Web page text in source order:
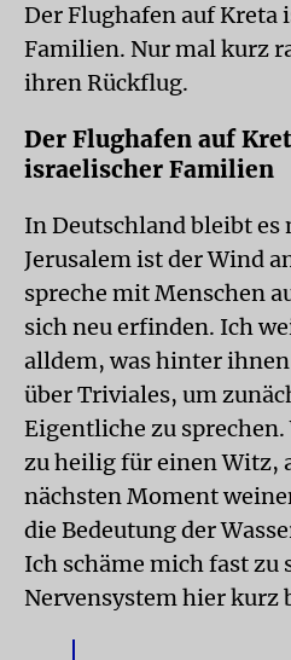
Der Flughafen auf
Familien. Nur mal kurz
ihren Rückflug.
Der Flughafen auf
israelischer Familien
In Deutschland bleibt es
Jerusalem ist der Wind
spreche mit Menschen
sich neu erfinden. Ich
alldem, was hinter
über Triviales, um
Eigentliche zu
zu heilig für einen Witz,
nächsten Moment
die Bedeutung der
Ich schäme mich fast zu
Nervensystem hier kurz